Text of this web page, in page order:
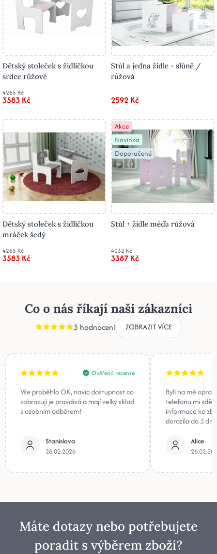
Dětský stoleček s židličkou
srdce růžové
4265 Kč
3583 Kč
Stůl a jedna židle - slůně /
růžová
2592 Kč
Dětský stoleček s židličkou
mráček šedý
4265 Kč
3583 Kč
Akce
Novinka
Doporučené
Stůl + židle méďa růžová
4032 Kč
3387 Kč
Co o nás říkají naši zákazníci
3 hodnocení ZOBRAZIT VÍCE
Ověřená recenze
Vše proběhlo OK, navíc dostupnost co
zobrazují je pravdivá a mají velký sklad
s osobním odběrem!
Stanislava
26.02.2026
Byli na mě
telefonu mi
informace ke
dorazila do 3
Alice
Máte dotazy nebo potřebujete
poradit s výběrem zboží?